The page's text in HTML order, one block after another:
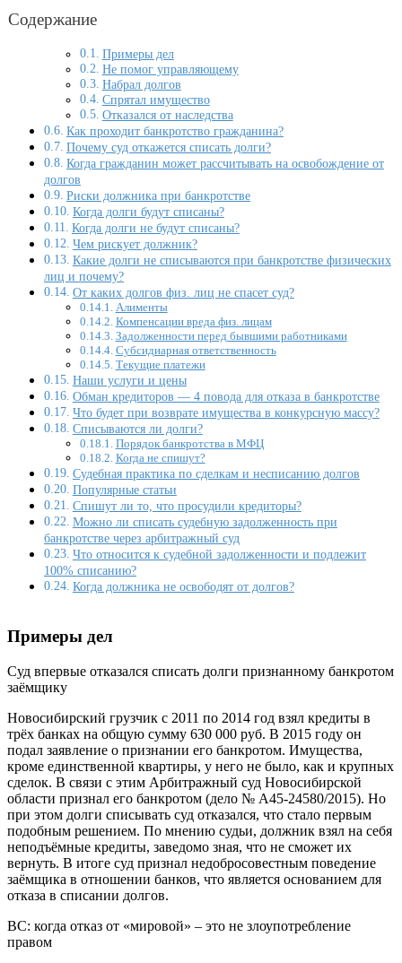
Содержание
Примеры дел
Не помог управляющему
Набрал долгов
Спрятал имущество
Отказался от наследства
Как проходит банкротство гражданина?
Почему суд откажется списать долги?
Когда гражданин может рассчитывать на освобождение от
долгов
Риски должника при банкротстве
Когда долги будут списаны?
Когда долги не будут списаны?
Чем рискует должник?
Какие долги не списываются при банкротстве физических
лиц и почему?
От каких долгов физ. лиц не спасет суд?
Алименты
Компенсации вреда физ. лицам
Задолженности перед бывшими работниками
Субсидиарная ответственность
Текущие платежи
Наши услуги и цены
Обман кредиторов — 4 повода для отказа в банкротстве
Что будет при возврате имущества в конкурсную массу?
Списываются ли долги?
Порядок банкротства в МФЦ
Когда не спишут?
Судебная практика по сделкам и несписанию долгов
Популярные статьи
Спишут ли то, что просудили кредиторы?
Можно ли списать судебную задолженность при
банкротстве через арбитражный суд
Что относится к судебной задолженности и подлежит
100% списанию?
Когда должника не освободят от долгов?
Примеры дел
Суд впервые отказался списать долги признанному банкротом
заёмщику
Новосибирский грузчик с 2011 по 2014 год взял кредиты в
трёх банках на общую сумму 630 000 руб. В 2015 году он
подал заявление о признании его банкротом. Имущества,
кроме единственной квартиры, у него не было, как и крупных
сделок. В связи с этим Арбитражный суд Новосибирской
области признал его банкротом (дело № А45-24580/2015). Но
при этом долги списывать суд отказался, что стало первым
подобным решением. По мнению судьи, должник взял на себя
неподъёмные кредиты, заведомо зная, что не сможет их
вернуть. В итоге суд признал недобросовестным поведение
заёмщика в отношении банков, что является основанием для
отказа в списании долгов.
ВС: когда отказ от «мировой» – это не злоупотребление
правом